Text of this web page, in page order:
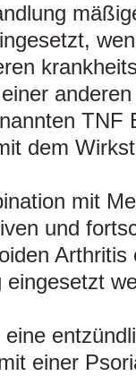
TNF
dem
mit
und
Arthritis
eingesetzt
einer